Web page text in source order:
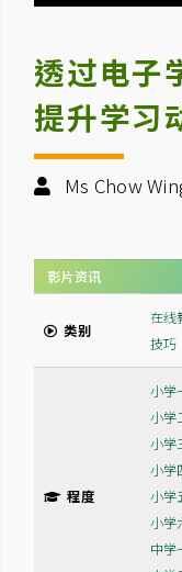
透过电子
提升学习
Ms Chow
影片资讯
类别
在线
技巧
程度
小学
小学
小学
小学
小学
小学
中学